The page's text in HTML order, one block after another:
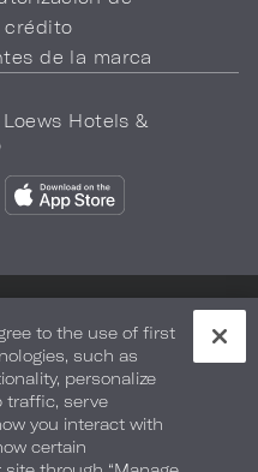
crédito
de la marca
Hotels &
de Uso Accesibilidad
de privacidad
LOEWS HOTELS & CO
to the use of first
such as
personalize
traffic, serve
you interact with
certain